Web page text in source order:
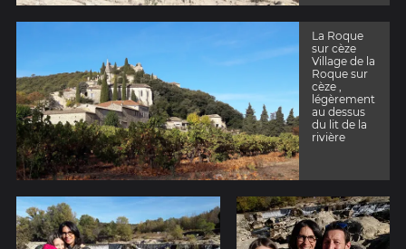
La Roque
sur cèze
Village de la
Roque sur
cèze ,
légèrement
au dessus
du lit de la
rivière